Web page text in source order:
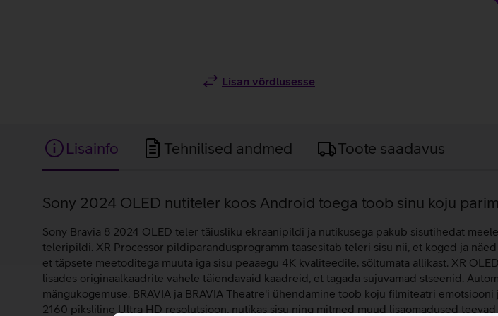
Lisan võrdlusesse
Lisainfo Tehnilised andmed Toote saadavus
Lisainfo
Sony 2024 OLED nutiteler koos Android toega toob sinu koju
Sony Bravia 8 2024 OLED teler täiusliku ekraanipildi ja nutikusega pakub sisutihedat
teleripildi. XR Processor pildiparandusprogramm taasesitab teleri sisu nii, et koged ja
et täpsete meetoditega muuta iga sisu peaaegu 4K kvaliteedile, sõltumata allikast. XR
lisades originaalkaadrite vahele täiendavaid kaadreid, et tagada sujuvamad stseenid.
mängukogemuse. BRAVIA ja BRAVIA Theatre'i ühendamine toob koju filmiteatri
2160 piksliline Ultra HD resolutsioon, nutikas sisu ning mitmed muud lisaomadused